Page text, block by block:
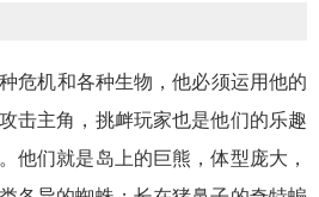
危机和各种生物，他必须运用他的
击主角，挑衅玩家也是他们的乐趣
们就是岛上的巨熊，体型庞大，